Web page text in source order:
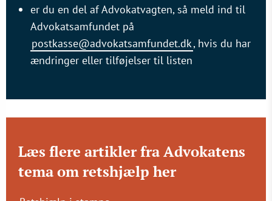
er du en del af Advokatvagten, så meld ind til
Advokatsamfundet på
postkasse@advokatsamfundet.dk, hvis du har
ændringer eller tilføjelser til listen
Læs flere artikler fra Advokatens
tema om retshjælp her